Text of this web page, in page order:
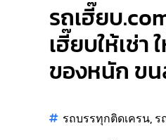
รถเฮี๊ยบ
เฮี๊ยบให้เช่
ของหนัก ขน
รถบรรทุกติดเครน, ร